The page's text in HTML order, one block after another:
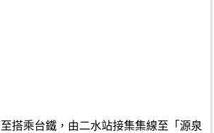
搭乘台鐵，由二水站接集集線至「源泉